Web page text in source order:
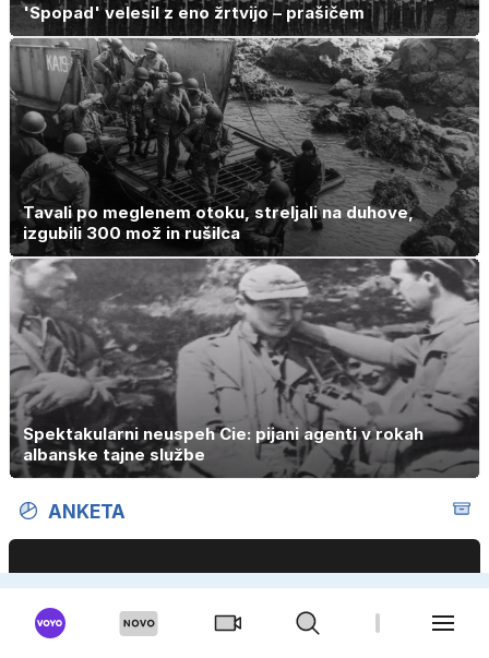
'Spopad' velesil z eno žrtvijo – prašičem
Tavali po meglenem otoku, streljali na duhove,
izgubili 300 mož in rušilca
Spektakularni neuspeh Cie: pijani agenti v rokah
albanske tajne službe
ANKETA